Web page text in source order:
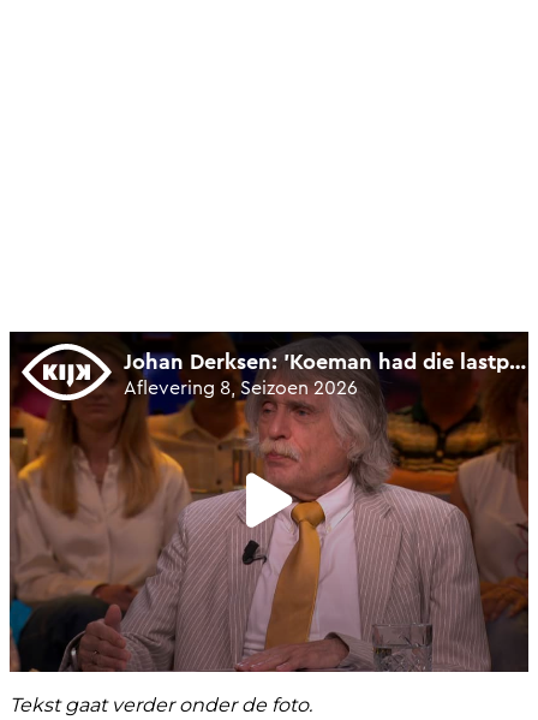
Tekst gaat verder onder de foto.